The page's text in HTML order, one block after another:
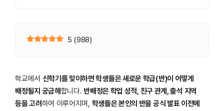
5 (988)
학교에서 신학기를 맞이하면 학생들은 새로운 학급(반)이 어떻게
배정될지 궁금해합니다. 반배정은 학업 성적, 친구 관계, 출석 지역
등을 고려하여 이루어지며, 학생들은 본인의 반을 공식 발표 이전에